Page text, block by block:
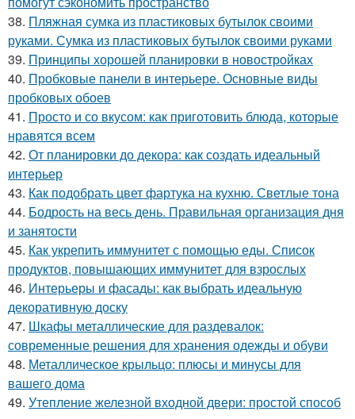
38. Пляжная сумка из пластиковых бутылок своими
руками. Сумка из пластиковых бутылок своими руками
39. Принципы хорошей планировки в новостройках
40. Пробковые панели в интерьере. Основные виды
пробковых обоев
41. Просто и со вкусом: как приготовить блюда, которые
нравятся всем
42. От планировки до декора: как создать идеальный
интерьер
43. Как подобрать цвет фартука на кухню. Светлые тона
44. Бодрость на весь день. Правильная организация дня
и занятости
45. Как укрепить иммунитет с помощью еды. Список
продуктов, повышающих иммунитет для взрослых
46. Интерьеры и фасады: как выбрать идеальную
декоративную доску
47. Шкафы металлические для раздевалок:
современные решения для хранения одежды и обуви
48. Металлическое крыльцо: плюсы и минусы для
вашего дома
49. Утепление железной входной двери: простой способ